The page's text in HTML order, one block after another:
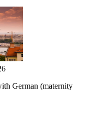
German (maternity